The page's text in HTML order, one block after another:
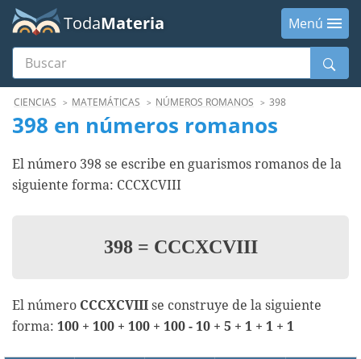
TodaMateria
Menú
Buscar
MenúCIENCIAS MATEMÁTICAS NÚMEROS ROMANOS 398
398 en números romanos
El número 398 se escribe en guarismos romanos de la
siguiente forma: CCCXCVIII
398 = CCCXCVIII
El número CCCXCVIII se construye de la siguiente
forma: 100 + 100 + 100 + 100 - 10 + 5 + 1 + 1 + 1